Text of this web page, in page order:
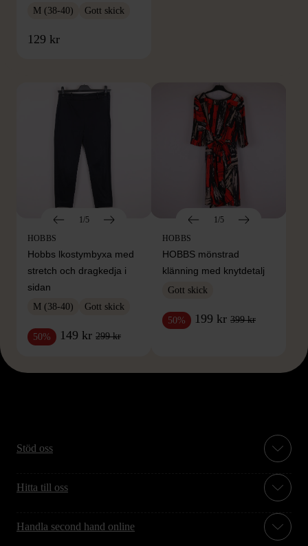
M (38-40) Gott skick
129 kr
FRÅN SAMMA VARUMÄRKE
1/5
HOBBS
Hobbs lkostymbyxa med
stretch och dragkedja i
sidan
M (38-40) Gott skick
50% 149 kr 299 kr
1/5
HOBBS
HOBBS mönstrad
klänning med knytdetalj
Gott skick
50% 199 kr 399 kr
Stöd oss
Hitta till oss
Handla second hand online